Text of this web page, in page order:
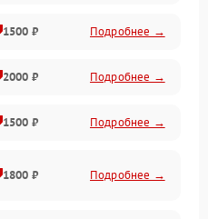
1500 ₽ Подробнее →
2000 ₽ Подробнее →
1500 ₽ Подробнее →
1800 ₽ Подробнее →